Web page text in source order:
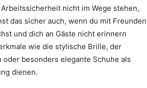
nicht im Wege stehen,
das sicher auch, wenn du mit Freunden
und dich an Gäste nicht erinnern
wie die stylische Brille, der
oder besonders elegante Schuhe als
dienen.